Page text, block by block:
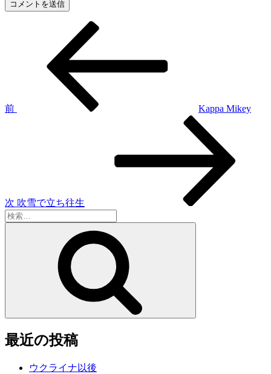
ゲ
前
Kappa Mikey
次 吹雪で立ち往生
検
索:
最近の投稿
ウクライナ以後